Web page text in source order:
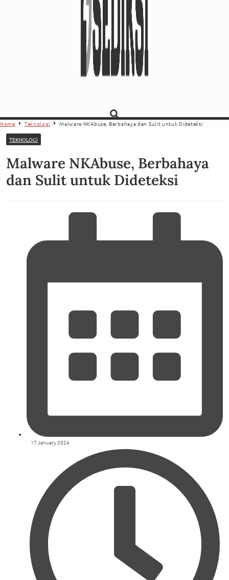
Home Teknologi Malware NKAbuse, Berbahaya dan Sulit untuk Dideteksi
TEKNOLOGI
Malware NKAbuse, Berbahaya
dan Sulit untuk Dideteksi
17 January 2024